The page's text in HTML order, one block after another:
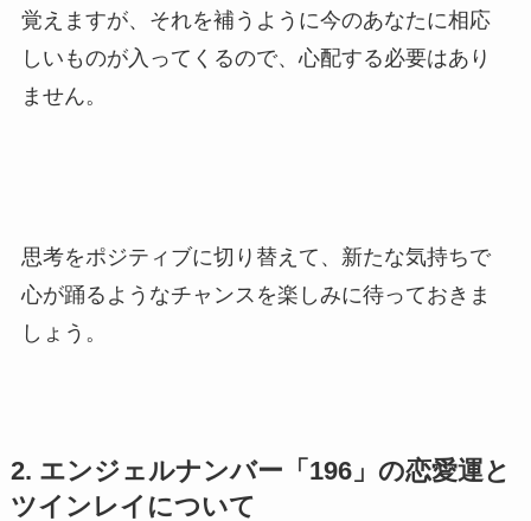
覚えますが、それを補うように今のあなたに相応
しいものが入ってくるので、心配する必要はあり
ません。
思考をポジティブに切り替えて、新たな気持ちで
心が踊るようなチャンスを楽しみに待っておきま
しょう。
2. エンジェルナンバー「196」の恋愛運と
ツインレイについて